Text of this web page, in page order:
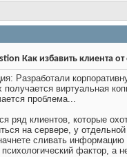
Как избавить клиента
Разработали
получается виртуальная
проблема...
ряд клиентов, которые
на сервере, у
сливать информацию
психологический фактор, а